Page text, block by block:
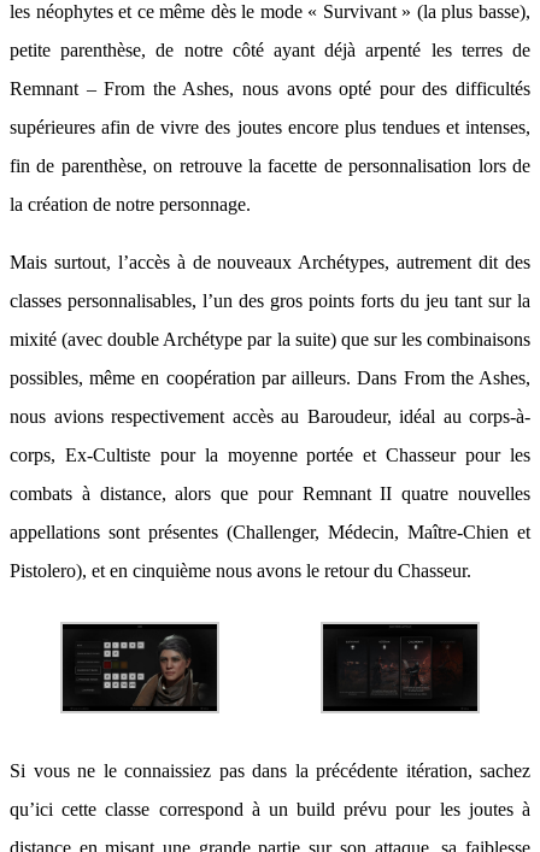
les néophytes et ce même dès le mode « Survivant » (la plus basse),
petite parenthèse, de notre côté ayant déjà arpenté les terres de
Remnant – From the Ashes, nous avons opté pour des difficultés
supérieures afin de vivre des joutes encore plus tendues et intenses,
fin de parenthèse, on retrouve la facette de personnalisation lors de
la création de notre personnage.
Mais surtout, l’accès à de nouveaux Archétypes, autrement dit des
classes personnalisables, l’un des gros points forts du jeu tant sur la
mixité (avec double Archétype par la suite) que sur les combinaisons
possibles, même en coopération par ailleurs. Dans From the Ashes,
nous avions respectivement accès au Baroudeur, idéal au corps-à-
corps, Ex-Cultiste pour la moyenne portée et Chasseur pour les
combats à distance, alors que pour Remnant II quatre nouvelles
appellations sont présentes (Challenger, Médecin, Maître-Chien et
Pistolero), et en cinquième nous avons le retour du Chasseur.
Si vous ne le connaissiez pas dans la précédente itération, sachez
qu’ici cette classe correspond à un build prévu pour les joutes à
distance en misant une grande partie sur son attaque, sa faiblesse